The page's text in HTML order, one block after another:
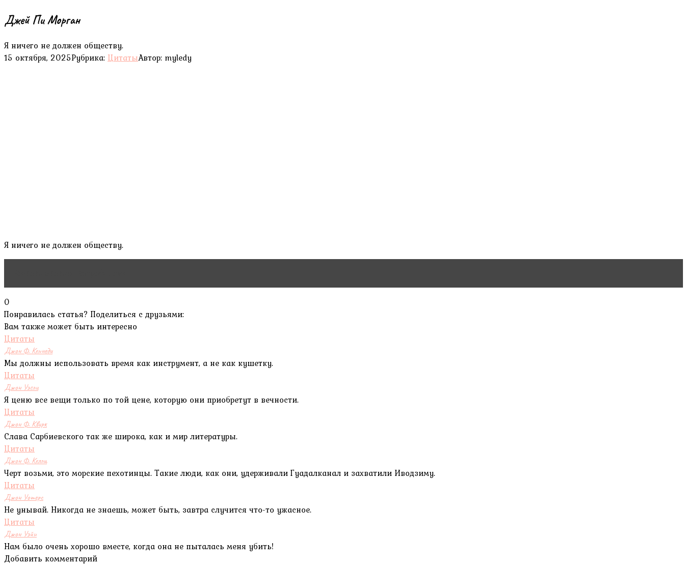
Джей Пи Морган
Я ничего не должен обществу.
15 октября, 2025Рубрика: ЦитатыАвтор: myledy
Я ничего не должен обществу.
0
Понравилась статья? Поделиться с друзьями:
Вам также может быть интересно
Цитаты
Джон Ф. Кеннеди
Мы должны использовать время как инструмент, а не как кушетку.
Цитаты
Джон Уэсли
Я ценю все вещи только по той цене, которую они приобретут в вечности.
Цитаты
Джон Ф. Квирк
Слава Сарбиевского так же широка, как и мир литературы.
Цитаты
Джон Ф. Келли
Черт возьми, это морские пехотинцы. Такие люди, как они, удерживали Гуадалканал и захватили Иводзиму.
Цитаты
Джон Уотерс
Не унывай. Никогда не знаешь, может быть, завтра случится что-то ужасное.
Цитаты
Джон Уэйн
Нам было очень хорошо вместе, когда она не пыталась меня убить!
Добавить комментарий